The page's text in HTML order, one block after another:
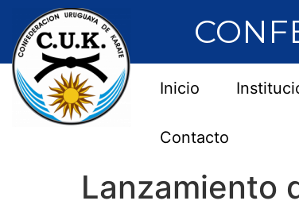
Inicio
Contacto
Lanzamiento